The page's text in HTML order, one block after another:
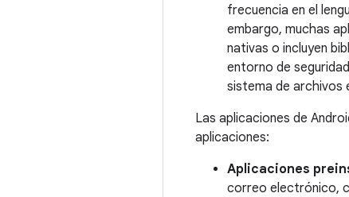
frecuencia en el
embargo, muchas
nativas o incluyen
entorno de
sistema de archivos
Las aplicaciones de
aplicaciones:
Aplicaciones
correo electrónico,